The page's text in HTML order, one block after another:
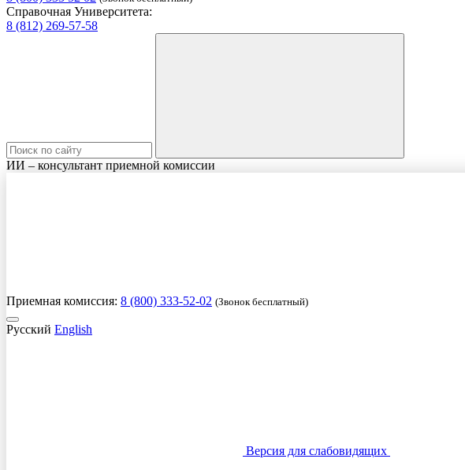
Справочная Университета:
8 (812) 269-57-58
ИИ – консультант приемной комиссии
Приемная комиссия: 8 (800) 333-52-02 (Звонок бесплатный)
Русский English
Версия для слабовидящих